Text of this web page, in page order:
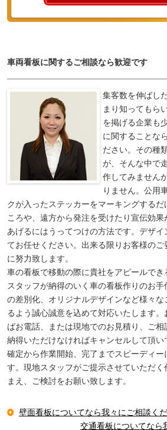
車両看板に関するご相談なら歓迎です
集客数を伸ばし
まり知ってもら
を掲げる企業も
に関することな
ださい。その種
が、そんな中で
作してみません
りません。公用
クが入ったステッカーをマーキングするだ
ころや、遠方から発注を受けたり宣伝効
あげるにはうってつけの方法です。デザ
てお任せください。出来る限りお客様のご
に努力致します。
車の看板で移動の際に貴社をアピールで
スタッフが納得のいく車の看板作りのお手
の差別化、オリジナルデザインなど様々
るよう誠心誠意を込めて対応いたします
ばお電話、または現地でのお見積り、ご
納得いただけなければキャンセルして頂い
確定から作業開始、完了までスピーディー
す。現地スタッフがご提示させていただ
まえ、ご検討をお願い致します。
壁面看板についてなら我々にご相談く
交通看板についてなら